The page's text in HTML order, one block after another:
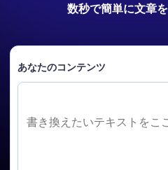
数秒で簡単に文章
あなたのコンテンツ